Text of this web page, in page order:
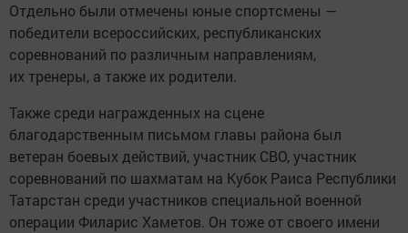
Отдельно были отмечены юные спортсмены —
победители всероссийских, республиканских
соревнований по различным направлениям,
их тренеры, а также их родители.
Также среди награжденных на сцене
благодарственным письмом главы района был
ветеран боевых действий, участник СВО, участник
соревнований по шахматам на Кубок Раиса Республики
Татарстан среди участников специальной военной
операции Филарис Хаметов. Он тоже от своего имени